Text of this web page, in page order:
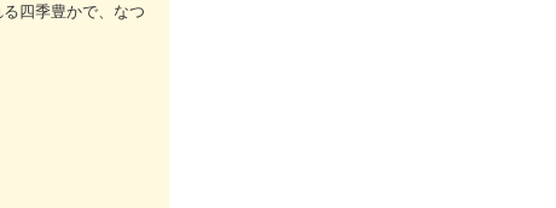
四季豊かで、なつ